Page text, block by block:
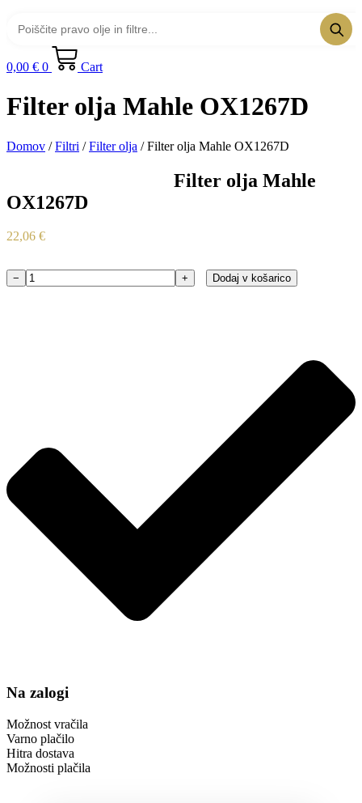
0,00 € 0 Cart
Filter olja Mahle OX1267D
Domov /Filtri /Filter olja / Filter olja Mahle OX1267D
Filter olja Mahle
OX1267D
22,06 €
Filter
− + Dodaj v košarico
Na zalogi
Možnost vračila
Varno plačilo
Hitra dostava
Možnosti plačila